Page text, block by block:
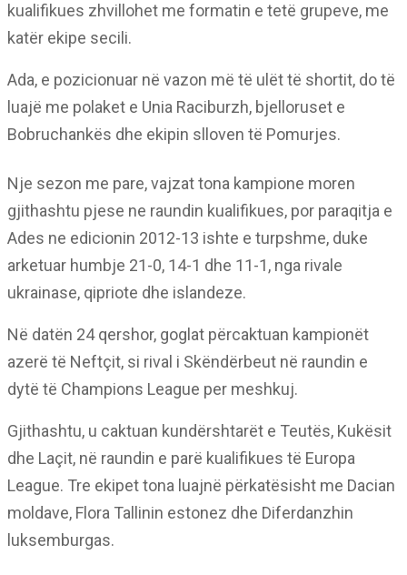
kualifikues zhvillohet me formatin e tetë grupeve, me
katër ekipe secili.
Ada, e pozicionuar në vazon më të ulët të shortit, do të
luajë me polaket e Unia Raciburzh, bjelloruset e
Bobruchankës dhe ekipin slloven të Pomurjes.
Nje sezon me pare, vajzat tona kampione moren
gjithashtu pjese ne raundin kualifikues, por paraqitja e
Ades ne edicionin 2012-13 ishte e turpshme, duke
arketuar humbje 21-0, 14-1 dhe 11-1, nga rivale
ukrainase, qipriote dhe islandeze.
Në datën 24 qershor, goglat përcaktuan kampionët
azerë të Neftçit, si rival i Skëndërbeut në raundin e
dytë të Champions League per meshkuj.
Gjithashtu, u caktuan kundërshtarët e Teutës, Kukësit
dhe Laçit, në raundin e parë kualifikues të Europa
League. Tre ekipet tona luajnë përkatësisht me Dacian
moldave, Flora Tallinin estonez dhe Diferdanzhin
luksemburgas.